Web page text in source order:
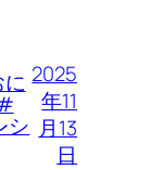
シ
2025
年11
月13
日